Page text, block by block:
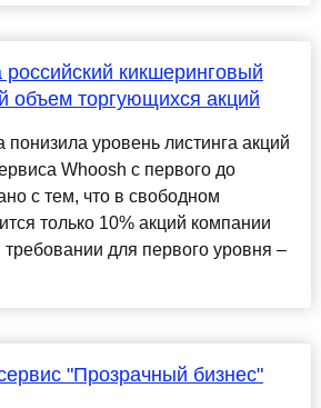
кикшеринговый
объем торгующихся акций
понизила уровень листинга акций
Whoosh с первого до
с тем, что в свободном
только 10% акций компании
для первого уровня –
"Прозрачный бизнес"